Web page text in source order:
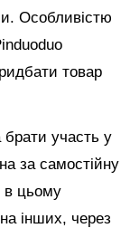
Особливістю
товар
участь у
за самостійну
в цьому
інших, через